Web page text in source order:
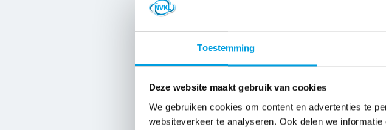
Toestemming
Deze website maakt gebruik van cookies
We gebruiken cookies om content en advertenties te
websiteverkeer te analyseren. Ook delen we